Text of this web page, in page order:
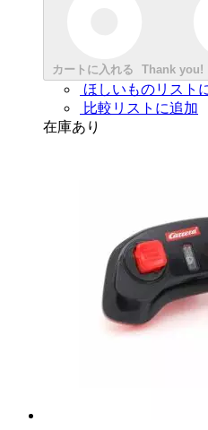
カートに入れる Thank you!
ほしいものリスト
比較リストに追加
在庫あり